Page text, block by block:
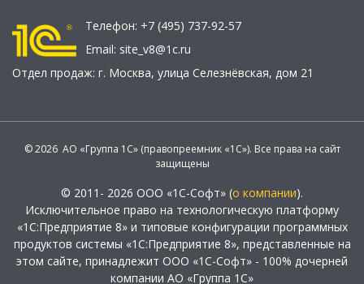
Телефон: +7 (495) 737-92-57
Email: site_v8@1c.ru
Отдел продаж: г. Москва, улица Селезнёвская, дом 21
© 2026 АО «Группа 1С» (правопреемник «1С»). Все права на сайт
защищены
© 2011- 2026 ООО «1С-Софт» (о компании).
Исключительное право на технологическую платформу
«1С:Предприятие 8» и типовые конфигурации программных
продуктов системы «1С:Предприятие 8», представленные на
этом сайте, принадлежит ООО «1С-Софт» - 100% дочерней
компании АО «Группа 1С»